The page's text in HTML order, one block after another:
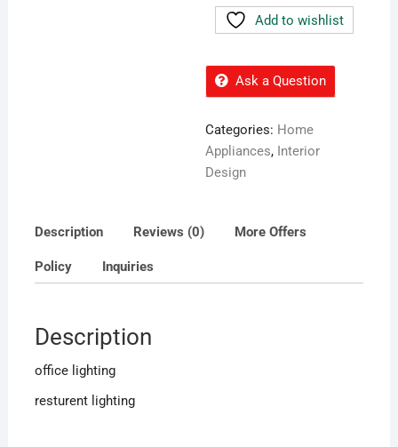
Add to wishlist
Ask a Question
Categories: Home
Appliances, Interior
Design
Description Reviews (0) More Offers
Policy Inquiries
Description
office lighting
resturent lighting